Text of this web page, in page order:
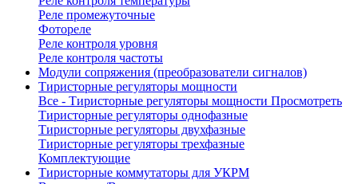
Реле промежуточные
Фотореле
Реле контроля уровня
Реле контроля частоты
Модули сопряжения (преобразователи сигналов)
Тиристорные регуляторы мощности
Все - Тиристорные регуляторы мощности Просмотреть
Тиристорные регуляторы однофазные
Тиристорные регуляторы двухфазные
Тиристорные регуляторы трехфазные
Комплектующие
Тиристорные коммутаторы для УКРМ